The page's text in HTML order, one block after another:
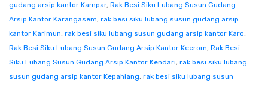
gudang arsip kantor Kampar, Rak Besi Siku Lubang Susun Gudang
Arsip Kantor Karangasem, rak besi siku lubang susun gudang arsip
kantor Karimun, rak besi siku lubang susun gudang arsip kantor Karo,
Rak Besi Siku Lubang Susun Gudang Arsip Kantor Keerom, Rak Besi
Siku Lubang Susun Gudang Arsip Kantor Kendari, rak besi siku lubang
susun gudang arsip kantor Kepahiang, rak besi siku lubang susun